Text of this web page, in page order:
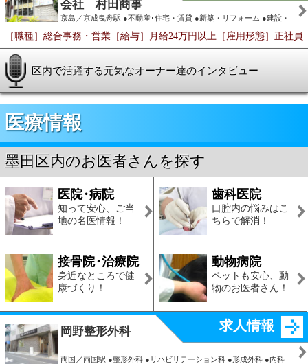
医院・病院
地の名医情報！
歯科医院
ちらで解消！
接骨院
身近なところで健
動物病院
ペットも安心、動
岡野整形外科
両国／両国駅 ●整形外科 ●リハビリテーション科 ●形成外科 ●内科
［職種］［１］理学療法士 ［２］作業療法士 ［３］リハビリ助手
［給与］［1］［2］院内規定により、経験を考慮させて頂きます
［3］時給1,350円～［雇用形態］［1］［2］正社員 ［3］パート・ア
ルバイト
区民の健康を守る頼れるドクター達のインタビュー
美容情報
墨田区内でキレイになる
美容室・理容室
髪の毛・ 頭皮のケア
は地元の名店で！
エステ ネイル
指先のケアもこち
らでお任せ！
ィケア・スポット！
THE体磨き！リフ
レッシュ空間情
ピースブレス リ